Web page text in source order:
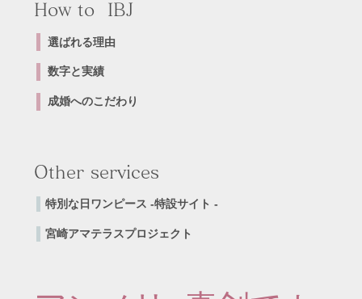
How to IBJ
選ばれる理由
数字と実績
成婚へのこだわり
Other services
特別な日ワンピース -特設サイト -
​宮崎アマテラスプロジェクト